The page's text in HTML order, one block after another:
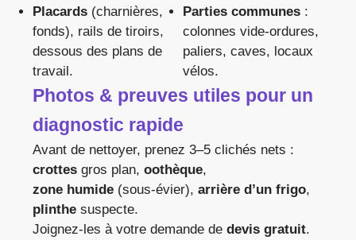
Placards (charnières,
fonds), rails de tiroirs,
dessous des plans de
travail.
Parties communes :
colonnes vide-ordures,
paliers, caves, locaux
vélos.
Photos & preuves utiles pour un
diagnostic rapide
Avant de nettoyer, prenez 3–5 clichés nets :
crottes gros plan, oothèque,
zone humide (sous-évier), arrière d’un frigo,
plinthe suspecte.
Joignez-les à votre demande de devis gratuit.